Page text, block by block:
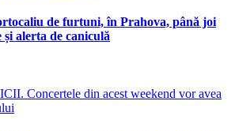
de furtuni, în Prahova, până joi
alerta de caniculă